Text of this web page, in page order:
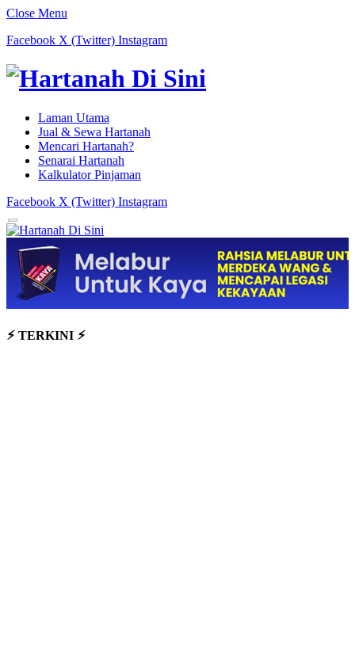
Close Menu
Facebook X (Twitter) Instagram
Laman Utama
Jual & Sewa Hartanah
Mencari Hartanah?
Senarai Hartanah
Kalkulator Pinjaman
Facebook X (Twitter) Instagram
⚡︎ TERKINI ⚡︎